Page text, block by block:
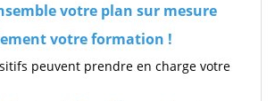
votre plan sur mesure
votre formation !
peuvent prendre en charge votre